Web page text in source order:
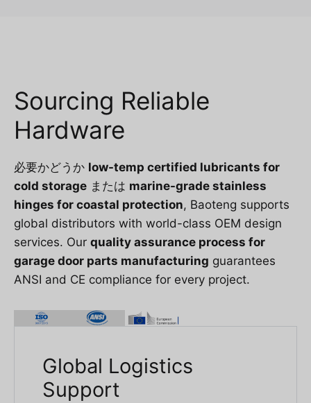
Sourcing Reliable
Hardware
必要かどうか low-temp certified lubricants for
cold storage または marine-grade stainless
hinges for coastal protection, Baoteng supports
global distributors with world-class OEM design
services. Our quality assurance process for
garage door parts manufacturing guarantees
ANSI and CE compliance for every project.
Global Logistics
Support